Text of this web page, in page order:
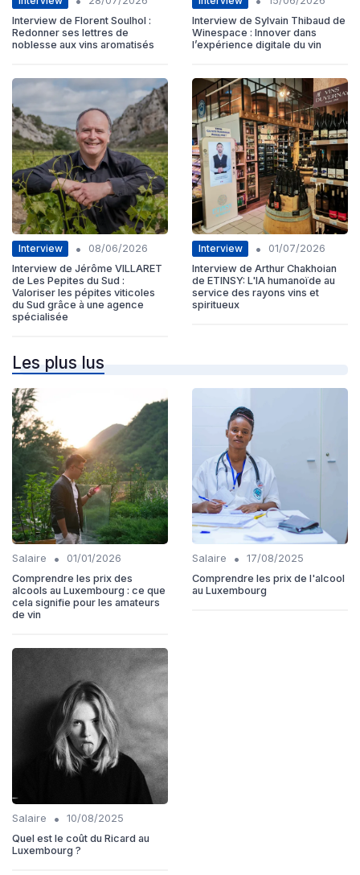
Interview de Florent Soulhol :
Redonner ses lettres de
noblesse aux vins aromatisés
Interview de Sylvain Thibaud de
Winespace : Innover dans
l’expérience digitale du vin
Interview •
08/06/2026
Interview de Jérôme VILLARET
de Les Pepites du Sud :
Valoriser les pépites viticoles
du Sud grâce à une agence
spécialisée
Interview •
01/07/2026
Interview de Arthur Chakhoian
de ETINSY: L'IA humanoïde au
service des rayons vins et
spiritueux
Les plus lus
Salaire •
01/01/2026
Comprendre les prix des
alcools au Luxembourg : ce que
cela signifie pour les amateurs
de vin
Salaire •
17/08/2025
Comprendre les prix de l'alcool
au Luxembourg
Salaire •
10/08/2025
Quel est le coût du Ricard au
Luxembourg ?